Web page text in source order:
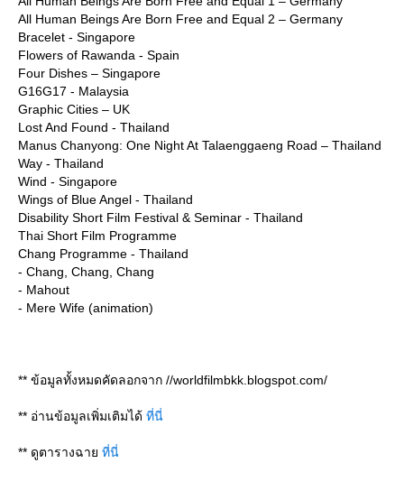
All Human Beings Are Born Free and Equal 2 – Germany
Bracelet - Singapore
Flowers of Rawanda - Spain
Four Dishes – Singapore
G16G17 - Malaysia
Graphic Cities – UK
Lost And Found - Thailand
Manus Chanyong: One Night At Talaenggaeng Road – Thailand
Way - Thailand
Wind - Singapore
Wings of Blue Angel - Thailand
Disability Short Film Festival & Seminar - Thailand
Thai Short Film Programme
Chang Programme - Thailand
- Chang, Chang, Chang
- Mahout
- Mere Wife (animation)
** ข้อมูลทั้งหมดคัดลอกจาก //worldfilmbkk.blogspot.com/
** อ่านข้อมูลเพิ่มเติมได้ ที่นี่
** ดูตารางฉา ที่นี่